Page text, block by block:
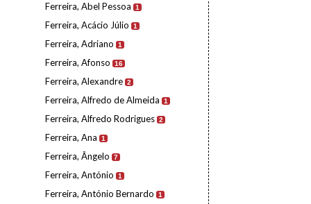
Ferreira, Abel Pessoa 1
Ferreira, Acácio Júlio 1
Ferreira, Adriano 1
Ferreira, Afonso 16
Ferreira, Alexandre 2
Ferreira, Alfredo de Almeida 1
Ferreira, Alfredo Rodrigues 2
Ferreira, Ana 1
Ferreira, Ângelo 7
Ferreira, António 1
Ferreira, António Bernardo 1